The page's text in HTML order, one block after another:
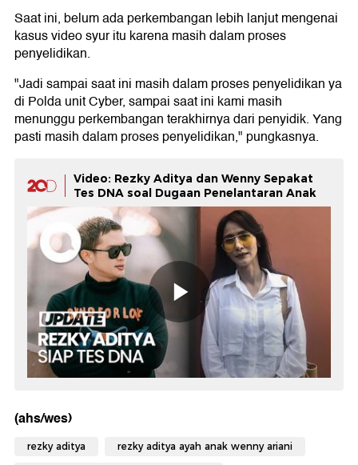
Saat ini, belum ada perkembangan lebih lanjut mengenai
kasus video syur itu karena masih dalam proses
penyelidikan.
"Jadi sampai saat ini masih dalam proses penyelidikan ya
di Polda unit Cyber, sampai saat ini kami masih
menunggu perkembangan terakhirnya dari penyidik. Yang
pasti masih dalam proses penyelidikan," pungkasnya.
Video: Rezky Aditya dan Wenny Sepakat
Tes DNA soal Dugaan Penelantaran Anak
(ahs/wes)
rezky aditya rezky aditya ayah anak wenny ariani